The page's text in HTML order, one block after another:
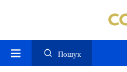
Пошук